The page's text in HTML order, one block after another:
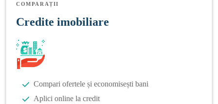
COMPARAȚII
Credite imobiliare
Compari ofertele și economisești bani
Aplici online la credit